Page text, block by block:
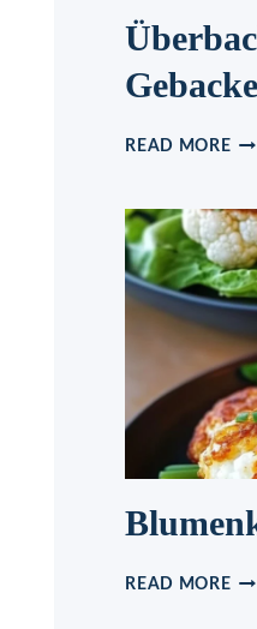
READ MORE
READ MORE